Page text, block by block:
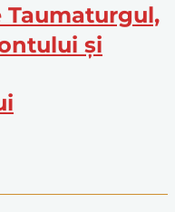
Taumaturgul,
și